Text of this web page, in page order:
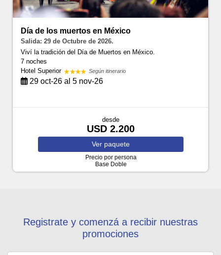
Día de los muertos en México
Salida: 29 de Octubre de 2026.
Viví la tradición del Día de Muertos en México.
7 noches
Hotel Superior
Según itinerario
29 oct-26 al 5 nov-26
desde
USD 2.200
Ver paquete
Precio por persona
Base Doble
Registrate y comenzá a recibir nuestras
promociones